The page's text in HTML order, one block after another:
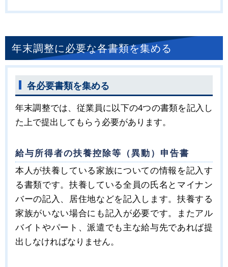
年末調整に必要な各書類を集める
各必要書類を集める
年末調整では、従業員に以下の4つの書類を記入し
た上で提出してもらう必要があります。
給与所得者の扶養控除等（異動）申告書
本人が扶養している家族についての情報を記入す
る書類です。扶養している全員の氏名とマイナン
バーの記入、居住地などを記入します。扶養する
家族がいない場合にも記入が必要です。またアル
バイトやパート、派遣でも主な給与先であれば提
出しなければなりません。